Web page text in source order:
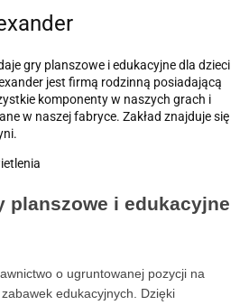
gry planszowe i edukacyjne dla dzieci
jest firmą rodzinną posiadającą
komponenty w naszych grach i
w naszej fabryce. Zakład znajduje się
planszowe i edukacyjne
o ugruntowanej pozycji na
edukacyjnych. Dzięki